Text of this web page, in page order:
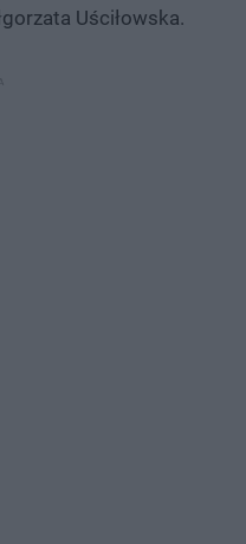
Uściłowska.